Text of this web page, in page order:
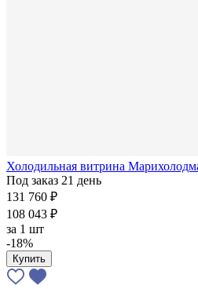
Холодильная витрина
Под заказ 21 день
131 760 ₽
108 043 ₽
за 1 шт
-18%
Купить